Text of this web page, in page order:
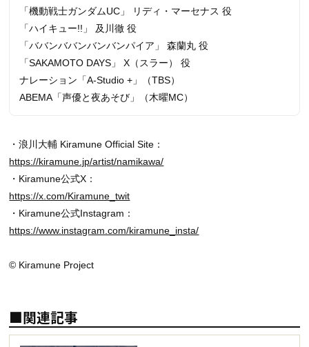
「機動戦士ガンダムUC」 リディ・マーセナス 役
「ハイキュー!!」 及川徹 役
「ババンババンバンバンパイア」 森蘭丸 役
「SAKAMOTO DAYS」 X（スラー） 役
ナレーション「A-Studio +」（TBS）
ABEMA「声優と夜あそび」（木曜MC）
・浪川大輔 Kiramune Official Site：
https://kiramune.jp/artist/namikawa/
・Kiramune公式X：
https://x.com/Kiramune_twit
・Kiramune公式Instagram：
https://www.instagram.com/kiramune_insta/
© Kiramune Project
■関連記事